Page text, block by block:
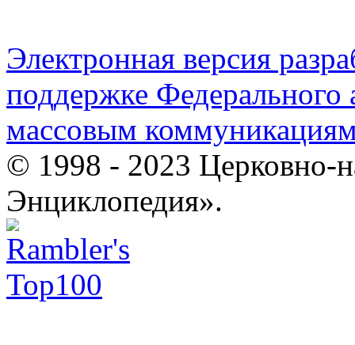
Электронная версия
поддержке Федерального
массовым
© 1998 - 2023 Церковно-
Энциклопедия».